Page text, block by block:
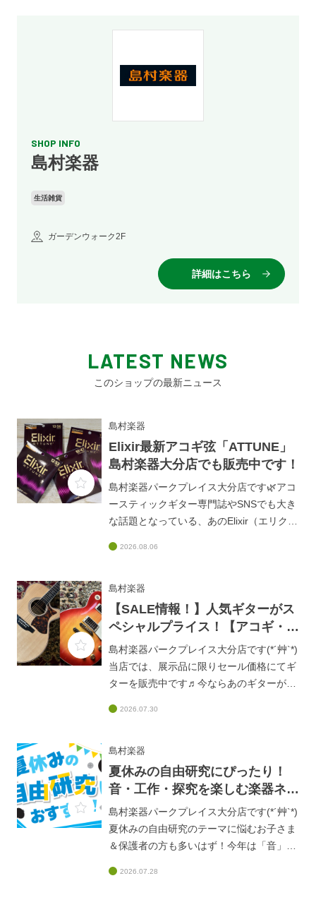
SHOP INFO
島村楽器
生活雑貨
ガーデンウォーク2F
詳細はこちら
LATEST NEWS
このショップの最新ニュース
島村楽器
Elixir最新アコギ弦「ATTUNE」
島村楽器大分店でも販売中です！
島村楽器パークプレイス大分店です🌿アコ
ースティックギター専門誌やSNSでも大き
な話題となっている、あのElixir（エリクサ
WEBでは、この革新的なアコギ弦
「ATTUNE」をご紹介中です✨■「音が暗
い・滑る」はもう古い！Elixir最新アコギ弦
覆す！
https://www.shimamura.co.jp/shop/oita/arti
cle/product/20260806/20795オンラインス
トアからもご注文いただけますので、ぜひ
2026.08.06
島村楽器
【SALE情報！】人気ギターがス
ペシャルプライス！【アコギ・エ
レキ】
島村楽器パークプレイス大分店です(*´艸`*)
当店では、展示品に限りセール価格にてギ
ターを販売中です♬今ならあのギターがお
https://www.shimamura.co.jp/shop/oita/arti
cle/product/20250815/19166試奏すること
も出来ますので、ぜひお気軽にスタッフま
2026.07.30
島村楽器
夏休みの自由研究にぴったり！
音・工作・探究を楽しむ楽器ネタ
6選♪
島村楽器パークプレイス大分店です(*´艸`*)
夏休みの自由研究のテーマに悩むお子さま
＆保護者の方も多いはず！今年は「音」や
2026.07.28